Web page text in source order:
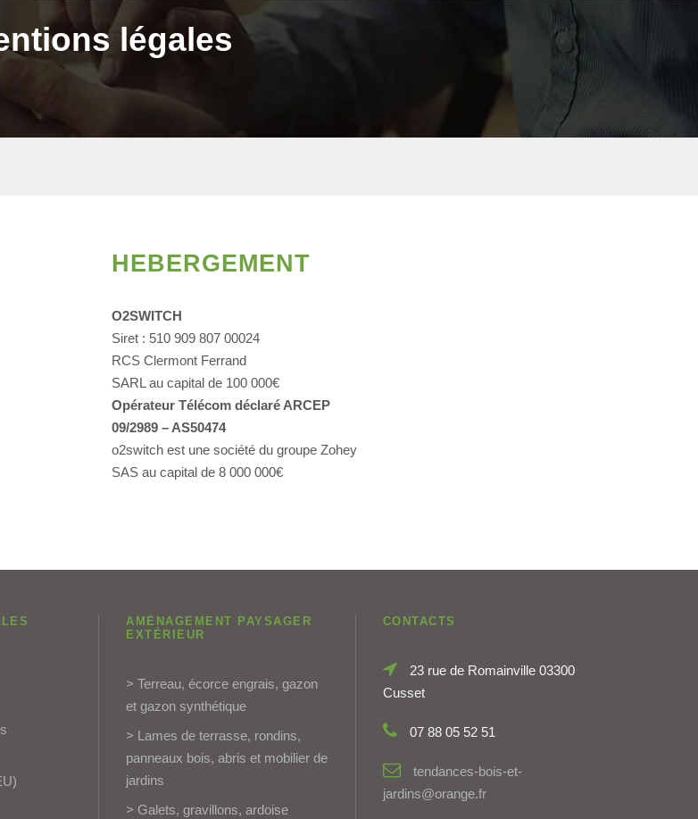
légales
HEBERGEMENT
O2SWITCH
Siret : 510 909 807 00024
RCS Clermont Ferrand
SARL au capital de 100 000€
Opérateur Télécom déclaré ARCEP
09/2989 – AS50474
o2switch est une société du groupe Zohey
SAS au capital de 8 000 000€
AMÉNAGEMENT PAYSAGER
EXTÉRIEUR
> Terreau, écorce engrais, gazon
et gazon synthétique
> Lames de terrasse, rondins,
panneaux bois, abris et mobilier de
jardins
> Galets, gravillons, ardoise
CONTACTS
23 rue de Romainville 03300
Cusset
07 88 05 52 51
tendances-bois-et-
jardins@orange.fr